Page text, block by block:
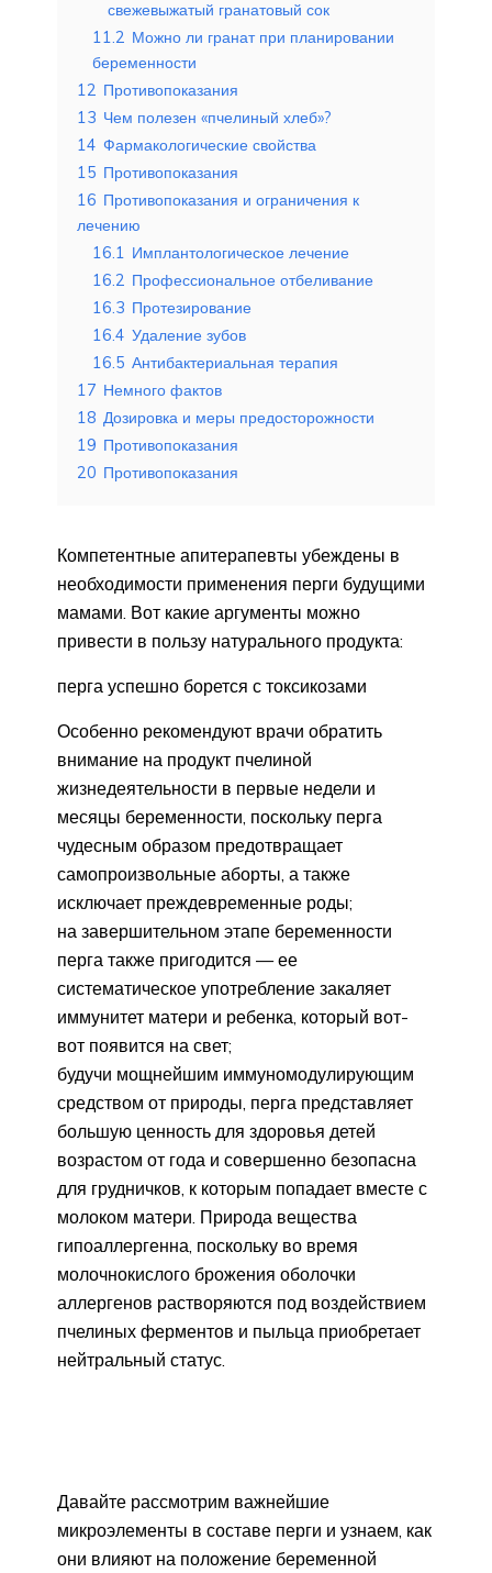
свежевыжатый гранатовый сок
11.2 Можно ли гранат при планировании
беременности
12 Противопоказания
13 Чем полезен «пчелиный хлеб»?
14 Фармакологические свойства
15 Противопоказания
16 Противопоказания и ограничения к
лечению
16.1 Имплантологическое лечение
16.2 Профессиональное отбеливание
16.3 Протезирование
16.4 Удаление зубов
16.5 Антибактериальная терапия
17 Немного фактов
18 Дозировка и меры предосторожности
19 Противопоказания
20 Противопоказания
Компетентные апитерапевты убеждены в
необходимости применения перги будущими
мамами. Вот какие аргументы можно
привести в пользу натурального продукта:
перга успешно борется с токсикозами
Особенно рекомендуют врачи обратить
внимание на продукт пчелиной
жизнедеятельности в первые недели и
месяцы беременности, поскольку перга
чудесным образом предотвращает
самопроизвольные аборты, а также
исключает преждевременные роды;
на завершительном этапе беременности
перга также пригодится — ее
систематическое употребление закаляет
иммунитет матери и ребенка, который вот-
вот появится на свет;
будучи мощнейшим иммуномодулирующим
средством от природы, перга представляет
большую ценность для здоровья детей
возрастом от года и совершенно безопасна
для грудничков, к которым попадает вместе с
молоком матери. Природа вещества
гипоаллергенна, поскольку во время
молочнокислого брожения оболочки
аллергенов растворяются под воздействием
пчелиных ферментов и пыльца приобретает
нейтральный статус.
Давайте рассмотрим важнейшие
микроэлементы в составе перги и узнаем, как
они влияют на положение беременной